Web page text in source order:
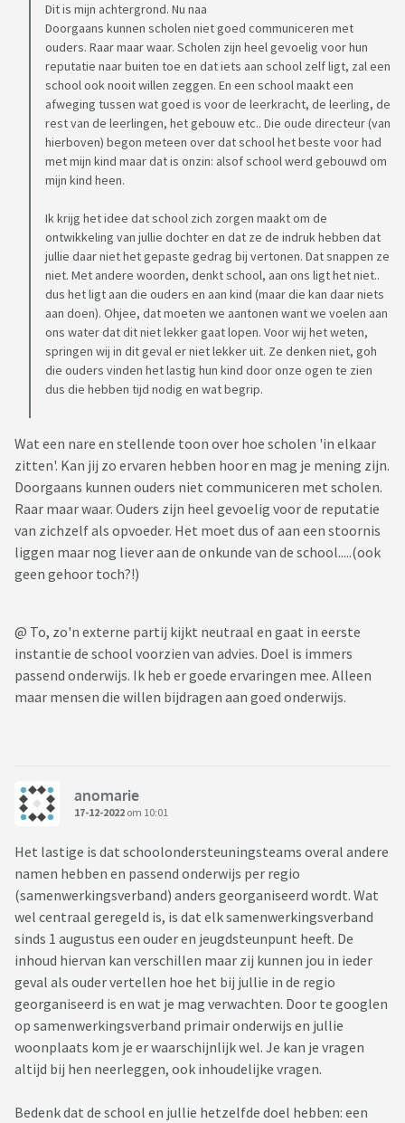
Dit is mijn achtergrond. Nu naa
Doorgaans kunnen scholen niet goed communiceren met
ouders. Raar maar waar. Scholen zijn heel gevoelig voor hun
reputatie naar buiten toe en dat iets aan school zelf ligt, zal een
school ook nooit willen zeggen. En een school maakt een
afweging tussen wat goed is voor de leerkracht, de leerling, de
rest van de leerlingen, het gebouw etc.. Die oude directeur (van
hierboven) begon meteen over dat school het beste voor had
met mijn kind maar dat is onzin: alsof school werd gebouwd om
mijn kind heen.
Ik krijg het idee dat school zich zorgen maakt om de
ontwikkeling van jullie dochter en dat ze de indruk hebben dat
jullie daar niet het gepaste gedrag bij vertonen. Dat snappen ze
niet. Met andere woorden, denkt school, aan ons ligt het niet..
dus het ligt aan die ouders en aan kind (maar die kan daar niets
aan doen). Ohjee, dat moeten we aantonen want we voelen aan
ons water dat dit niet lekker gaat lopen. Voor wij het weten,
springen wij in dit geval er niet lekker uit. Ze denken niet, goh
die ouders vinden het lastig hun kind door onze ogen te zien
dus die hebben tijd nodig en wat begrip.
Wat een nare en stellende toon over hoe scholen 'in elkaar
zitten'. Kan jij zo ervaren hebben hoor en mag je mening zijn.
Doorgaans kunnen ouders niet communiceren met scholen.
Raar maar waar. Ouders zijn heel gevoelig voor de reputatie
van zichzelf als opvoeder. Het moet dus of aan een stoornis
liggen maar nog liever aan de onkunde van de school.....(ook
geen gehoor toch?!)
@ To, zo'n externe partij kijkt neutraal en gaat in eerste
instantie de school voorzien van advies. Doel is immers
passend onderwijs. Ik heb er goede ervaringen mee. Alleen
maar mensen die willen bijdragen aan goed onderwijs.
anomarie
17-12-2022 om 10:01
Het lastige is dat schoolondersteuningsteams overal andere
namen hebben en passend onderwijs per regio
(samenwerkingsverband) anders georganiseerd wordt. Wat
wel centraal geregeld is, is dat elk samenwerkingsverband
sinds 1 augustus een ouder en jeugdsteunpunt heeft. De
inhoud hiervan kan verschillen maar zij kunnen jou in ieder
geval als ouder vertellen hoe het bij jullie in de regio
georganiseerd is en wat je mag verwachten. Door te googlen
op samenwerkingsverband primair onderwijs en jullie
woonplaats kom je er waarschijnlijk wel. Je kan je vragen
altijd bij hen neerleggen, ook inhoudelijke vragen.
Bedenk dat de school en jullie hetzelfde doel hebben: een